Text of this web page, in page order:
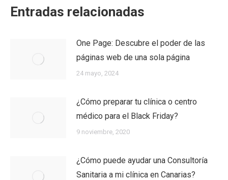
Entradas relacionadas
One Page: Descubre el poder de las
páginas web de una sola página
24 mayo, 2024
¿Cómo preparar tu clínica o centro
médico para el Black Friday?
9 noviembre, 2020
¿Cómo puede ayudar una Consultoría
Sanitaria a mi clínica en Canarias?